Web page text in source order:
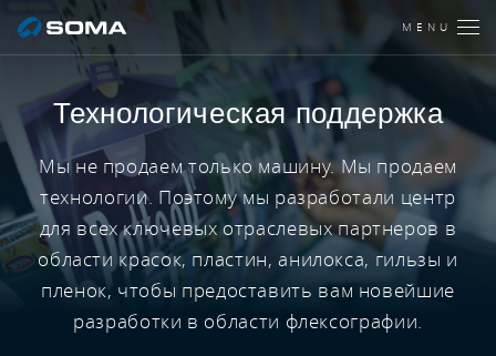
MENU
Технологическая поддержка
Мы не продаем только машину. Мы продаем
технологии. Поэтому мы разработали центр
для всех ключевых отраслевых партнеров в
области красок, пластин, анилокса, гильзы и
пленок, чтобы предоставить вам новейшие
разработки в области флексографии.